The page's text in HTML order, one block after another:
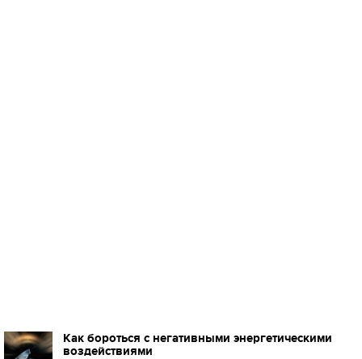
Как бороться с негативными энергетическими
воздействиями